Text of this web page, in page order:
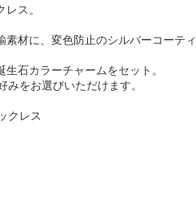
ス。
材に、変色防止のシルバーコーテ
石カラーチャームをセット。
をお選びいただけます。
クレス